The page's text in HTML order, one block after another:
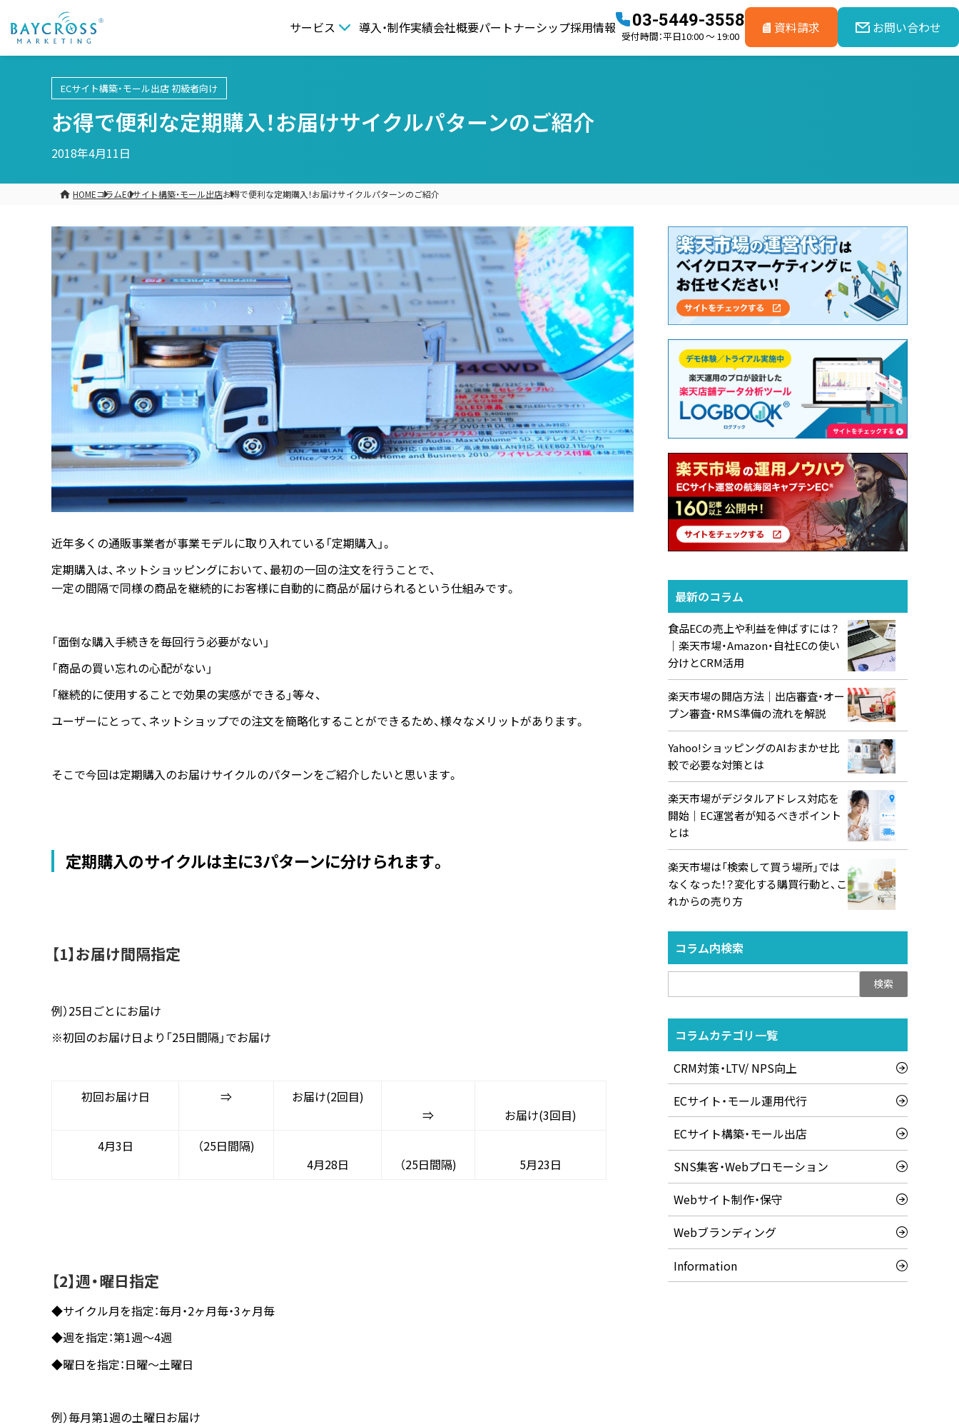
サービス 導入・制作実績会社概要パートナーシップ採用情報 03-5449-3558
受付時間：平日10:00 ～ 19:00 資料請求 お問い合わせ
ECサイト構築・モール出店 初級者向け
お得で便利な定期購入！お届けサイクルパターンのご紹介
2018年4月11日
HOMEコラムECサイト構築・モール出店お得で便利な定期購入！お届けサイクルパターンのご紹介
近年多くの通販事業者が事業モデルに取り入れている「定期購入」。
定期購入は、ネットショッピングにおいて、最初の一回の注文を行うことで、
一定の間隔で同様の商品を継続的にお客様に自動的に商品が届けられるという仕組みです。
「面倒な購入手続きを毎回行う必要がない」
「商品の買い忘れの心配がない」
「継続的に使用することで効果の実感ができる」等々、
ユーザーにとって、ネットショップでの注文を簡略化することができるため、様々なメリットがあります。
そこで今回は定期購入のお届けサイクルのパターンをご紹介したいと思います。
定期購入のサイクルは主に3パターンに分けられます。
【1】お届け間隔指定
例）25日ごとにお届け
※初回のお届け日より「25日間隔」でお届け
初回お届け日 ⇒
お届け(2回目)
⇒
お届け(3回目)
4月3日
（25日間隔)
4月28日
（25日間隔) 5月23日
【2】週・曜日指定
◆サイクル月を指定：毎月・2ヶ月毎・3ヶ月毎
◆週を指定：第1週～4週
◆曜日を指定：日曜～土曜日
例）毎月第1週の土曜日お届け
最新のコラム
食品ECの売上や利益を伸ばすには？
｜楽天市場・Amazon・自社ECの使い
分けとCRM活用
楽天市場の開店方法｜出店審査・オー
プン審査・RMS準備の流れを解説
Yahoo!ショッピングのAIおまかせ比
較で必要な対策とは
楽天市場がデジタルアドレス対応を
開始｜EC運営者が知るべきポイント
とは
楽天市場は「検索して買う場所」では
なくなった！？変化する購買行動と、こ
れからの売り方
コラム内検索
索:
コラムカテゴリ一覧
CRM対策・LTV/ NPS向上
ECサイト・モール運用代行
ECサイト構築・モール出店
SNS集客・Webプロモーション
Webサイト制作・保守
Webブランディング
Information